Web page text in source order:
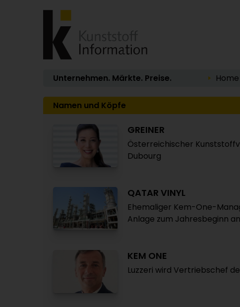
Unternehmen. Märkte. Preise. Home
Namen und Köpfe
GREINER
Österreichischer
Dubourg
QATAR VINYL
Ehemaliger Kem-One-
Anlage zum Jahresbeginn
KEM ONE
Luzzeri wird Vertriebschef